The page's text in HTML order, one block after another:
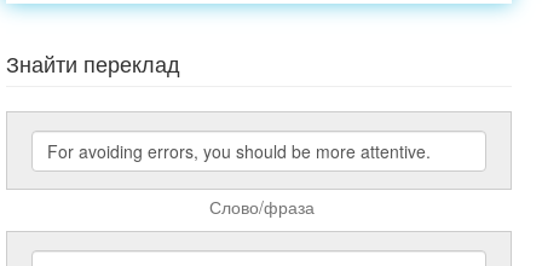
Знайти переклад
Слово/фраза